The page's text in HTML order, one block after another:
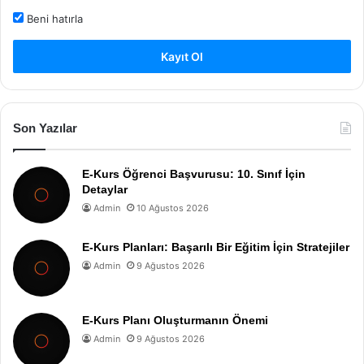
Beni hatırla
Kayıt Ol
Son Yazılar
E-Kurs Öğrenci Başvurusu: 10. Sınıf İçin
Detaylar
Admin 10 Ağustos 2026
E-Kurs Planları: Başarılı Bir Eğitim İçin Stratejiler
Admin 9 Ağustos 2026
E-Kurs Planı Oluşturmanın Önemi
Admin 9 Ağustos 2026